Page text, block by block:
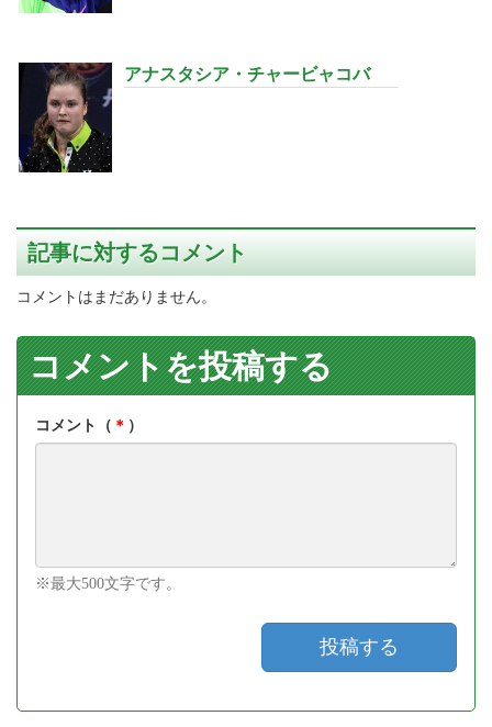
アナスタシア・チャービャコバ
記事に対するコメント
コメントはまだありません。
コメントを投稿する
コメント（ ＊ ）
※最大500文字です。